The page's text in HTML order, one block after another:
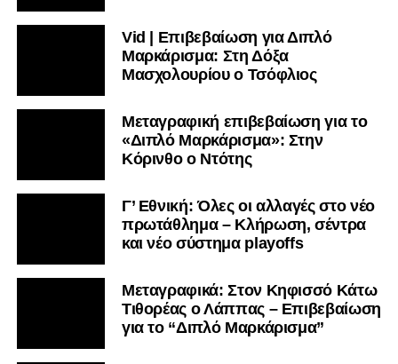
Vid | Επιβεβαίωση για Διπλό
Μαρκάρισμα: Στη Δόξα
Μασχολουρίου ο Τσόφλιος
Μεταγραφική επιβεβαίωση για το
«Διπλό Μαρκάρισμα»: Στην
Κόρινθο ο Ντότης
Γ’ Εθνική: Όλες οι αλλαγές στο νέο
πρωτάθλημα – Κλήρωση, σέντρα
και νέο σύστημα playoffs
Μεταγραφικά: Στον Κηφισσό Κάτω
Τιθορέας ο Λάππας – Επιβεβαίωση
για το “Διπλό Μαρκάρισμα”